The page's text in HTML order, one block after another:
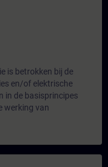
is betrokken bij de
en/of elektrische
in de basisprincipes
werking van